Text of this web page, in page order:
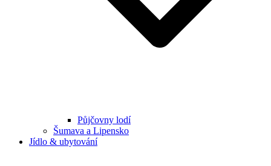
Půjčovny lodí
Šumava a Lipensko
Jídlo & ubytování